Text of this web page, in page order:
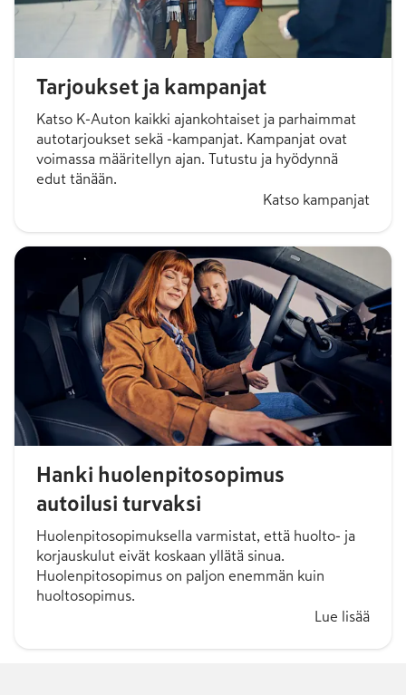
Tarjoukset ja kampanjat
Katso K-Auton kaikki ajankohtaiset ja parhaimmat
autotarjoukset sekä -kampanjat. Kampanjat ovat
voimassa määritellyn ajan. Tutustu ja hyödynnä
edut tänään.
Katso kampanjat
Hanki huolenpitosopimus
autoilusi turvaksi
Huolenpitosopimuksella varmistat, että huolto- ja
korjauskulut eivät koskaan yllätä sinua.
Huolenpitosopimus on paljon enemmän kuin
huoltosopimus.
Lue lisää